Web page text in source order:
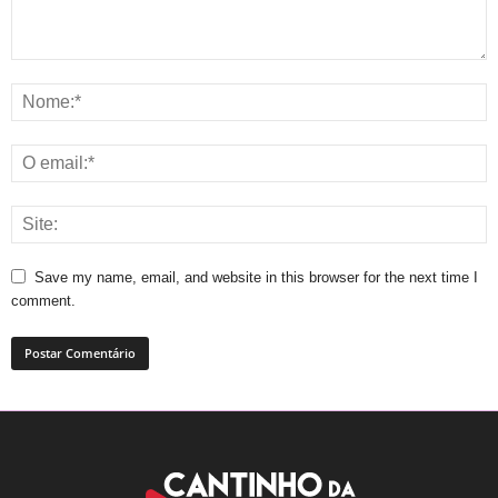
Save my name, email, and website in this browser for the next time I
comment.